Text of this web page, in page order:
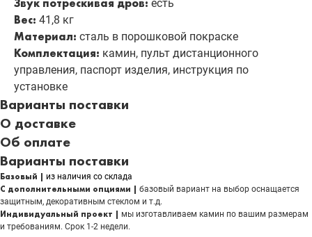
Звук потрескивая дров: есть
Вес: 41,8 кг
Материал: сталь в порошковой покраске
Комплектация: камин, пульт дистанционного
управления, паспорт изделия, инструкция по
установке
Варианты поставки
О доставке
Об оплате
Варианты поставки
Базовый | из наличия со склада
С дополнительными опциями | базовый вариант на выбор оснащается
защитным, декоративным стеклом и т.д.
Индивидуальный проект | мы изготавливаем камин по вашим размерам
и требованиям. Срок 1-2 недели.